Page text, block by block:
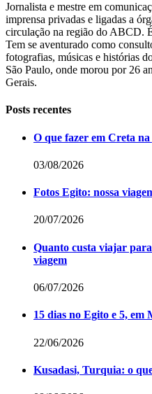
Jornalista e mestre em
imprensa privadas e ligadas a
circulação na região do ABCD.
Tem se aventurado como
fotografias, músicas e histórias
São Paulo, onde morou por 26
Gerais.
Posts recentes
O que fazer em Creta
03/08/2026
Fotos Egito: nossa
20/07/2026
Quanto custa viajar
viagem
06/07/2026
15 dias no Egito e 5,
22/06/2026
Kusadasi, Turquia: o